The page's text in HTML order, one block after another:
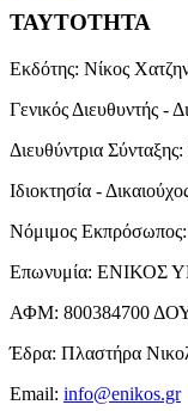
ΤΑΥΤΟΤΗΤΑ
Εκδότης: Νίκος
Γενικός Διευθυντής -
Διευθύντρια Σύνταξης:
Ιδιοκτησία -
Νόμιμος Εκπρόσωπος:
Επωνυμία: ΕΝΙΚΟΣ
ΑΦΜ: 800384700
Έδρα: Πλαστήρα
Email: info@enikos.gr